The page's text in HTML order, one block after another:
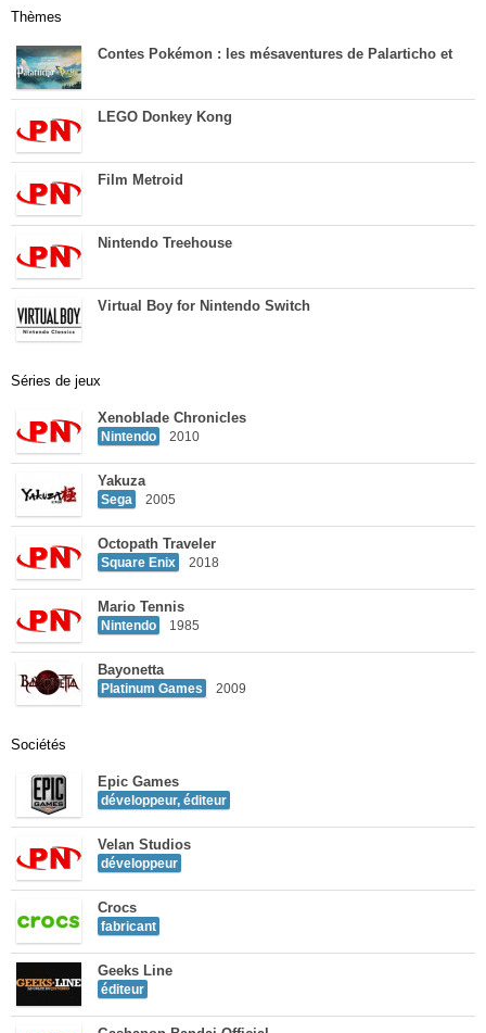
Thèmes
Contes Pokémon : les mésaventures de Palarticho et
LEGO Donkey Kong
Film Metroid
Nintendo Treehouse
Virtual Boy for Nintendo Switch
Séries de jeux
Xenoblade Chronicles
Nintendo 2010
Yakuza
Sega 2005
Octopath Traveler
Square Enix 2018
Mario Tennis
Nintendo 1985
Bayonetta
Platinum Games 2009
Sociétés
Epic Games
développeur, éditeur
Velan Studios
développeur
Crocs
fabricant
Geeks Line
éditeur